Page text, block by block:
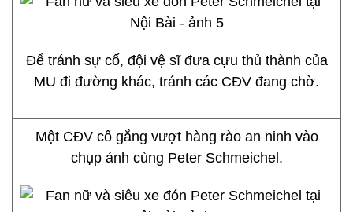
Để tránh sự cố, đội vệ sĩ đưa cựu thủ thành của
MU đi đường khác, tránh các CĐV đang chờ.
Một CĐV cố gắng vượt hàng rào an ninh vào
chụp ảnh cùng Peter Schmeichel.